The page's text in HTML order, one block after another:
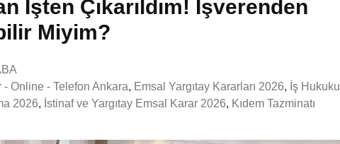
İşten Çıkarıldım! İşverenden
Miyim?
Online - Telefon Ankara, Emsal Yargıtay Kararları 2026, İş Hukuku
2026, İstinaf ve Yargıtay Emsal Karar 2026, Kıdem Tazminatı